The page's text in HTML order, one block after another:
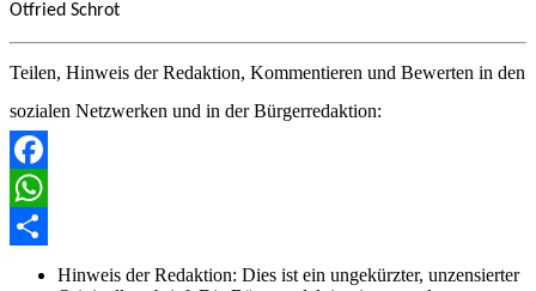
Otfried Schrot
Teilen, Hinweis der Redaktion, Kommentieren und Bewerten in den
sozialen Netzwerken und in der Bürgerredaktion:
Facebook
WhatsApp
Hinweis der Redaktion: Dies ist ein ungekürzter, unzensierter